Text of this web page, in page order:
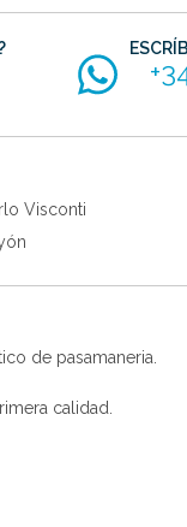
Visconti
de pasamaneria.
calidad.